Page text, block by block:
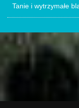
Tanie i wytrzymałe